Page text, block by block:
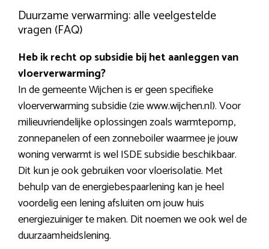
Duurzame verwarming: alle veelgestelde
vragen (FAQ)
Heb ik recht op subsidie bij het aanleggen van
vloerverwarming?
In de gemeente Wijchen is er geen specifieke
vloerverwarming subsidie (zie www.wijchen.nl). Voor
milieuvriendelijke oplossingen zoals warmtepomp,
zonnepanelen of een zonneboiler waarmee je jouw
woning verwarmt is wel ISDE subsidie beschikbaar.
Dit kun je ook gebruiken voor vloerisolatie. Met
behulp van de energiebespaarlening kan je heel
voordelig een lening afsluiten om jouw huis
energiezuiniger te maken. Dit noemen we ook wel de
duurzaamheidslening.